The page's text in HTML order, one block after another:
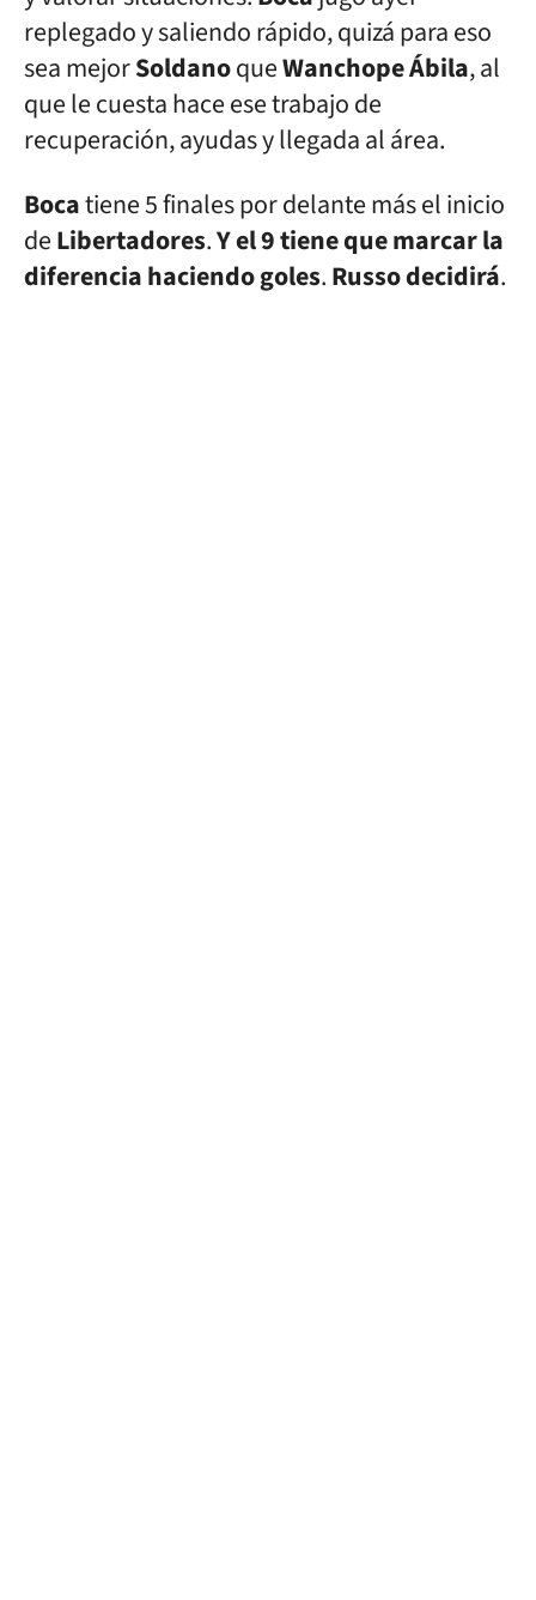
replegado y saliendo rápido, quizá para eso
sea mejorSoldanoqueWanchope Ábila, al
que le cuesta hace ese trabajo de
recuperación, ayudas y llegada al área.
Bocatiene 5 finales por delante más el inicio
deLibertadores.Y el 9 tiene que marcar la
diferencia haciendo goles.Russodecidirá.